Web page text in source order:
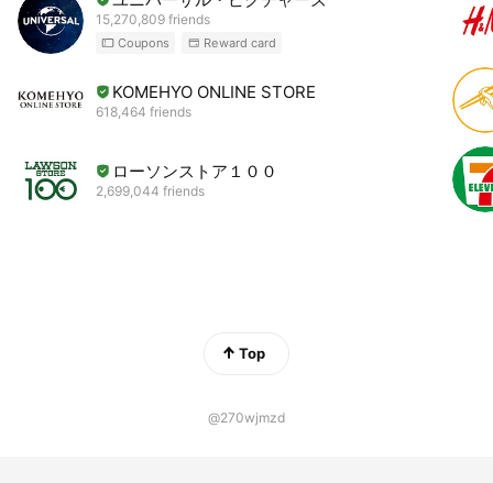
15,270,809 friends
Coupons Reward card
KOMEHYO ONLINE STORE
618,464 friends
ローソンストア１００
2,699,044 friends
Top
@270wjmzd